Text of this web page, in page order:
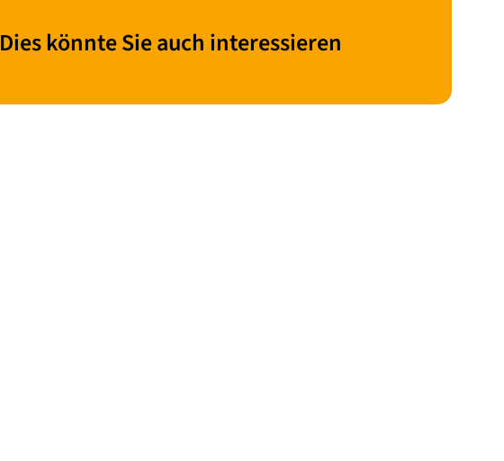
Dies könnte Sie auch interessieren